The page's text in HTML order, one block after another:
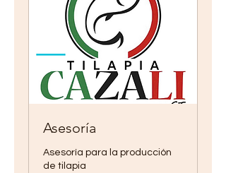
Asesoría
Asesoría para la producción
de tilapia